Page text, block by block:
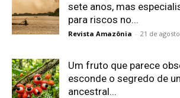
sete anos, mas
para riscos no...
Revista Amazônia - 21 de
Um fruto que parece
esconde o segredo de
ancestral...